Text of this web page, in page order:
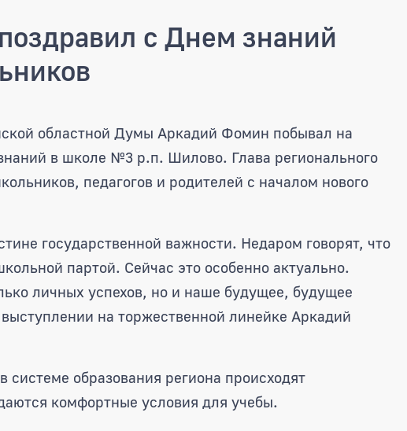
с Днем знаний
с Днем знаний шиловских
областной Думы Аркадий Фомин побывал на
в школе №3 р.п. Шилово. Глава регионального
педагогов и родителей с началом нового
государственной важности. Недаром говорят, что
партой. Сейчас это особенно актуально.
личных успехов, но и наше будущее, будущее
на торжественной линейке Аркадий
системе образования региона происходят
комфортные условия для учебы.